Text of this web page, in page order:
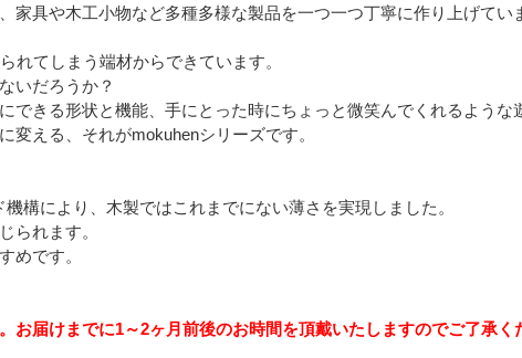
家具や木工小物など多種多様な製品を一つ一つ丁寧に作り上げてい
れてしまう端材からできています。
いだろうか？
できる形状と機能、手にとった時にちょっと微笑んでくれるような
変える、それがmokuhenシリーズです。
構により、木製ではこれまでにない薄さを実現しました。
られます。
めです。
届けまでに1～2ヶ月前後のお時間を頂戴いたしますのでご了承く